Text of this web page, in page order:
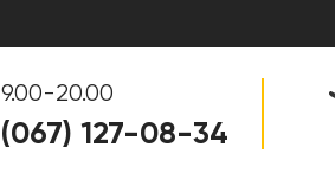
9.00-20.00
(067) 127-08-34